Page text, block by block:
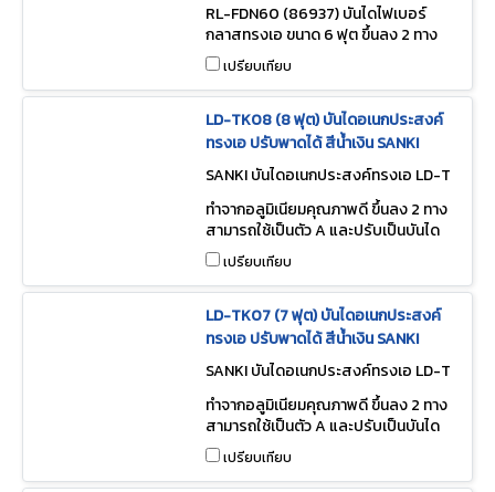
RL-FDN60 (86937) บันไดไฟเบอร์
กลาสทรงเอ ขนาด 6 ฟุต ขึ้นลง 2 ทาง
เปรียบเทียบ
LD-TK08 (8 ฟุต) บันไดอเนกประสงค์
ทรงเอ ปรับพาดได้ สีน้ำเงิน SANKI
SANKI บันไดอเนกประสงค์ทรงเอ LD-T
ทำจากอลูมิเนียมคุณภาพดี ขึ้นลง 2 ทาง
สามารถใช้เป็นตัว A และปรับเป็นบันได
พาดได้เปรียบเทียบ
LD-TK07 (7 ฟุต) บันไดอเนกประสงค์
ทรงเอ ปรับพาดได้ สีน้ำเงิน SANKI
SANKI บันไดอเนกประสงค์ทรงเอ LD-T
ทำจากอลูมิเนียมคุณภาพดี ขึ้นลง 2 ทาง
สามารถใช้เป็นตัว A และปรับเป็นบันได
พาดได้เปรียบเทียบ